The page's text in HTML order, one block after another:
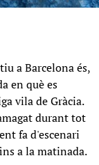
a Barcelona és,
en què es
vila de Gràcia.
durant tot
fa d'escenari
a la matinada.